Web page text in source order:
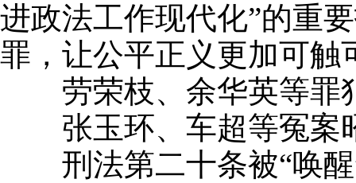
进政法工作现代化”的重
罪，让公平正义更加可触
劳荣枝、余华英等罪
张玉环、车超等冤案昭
刑法第二十条被“唤醒